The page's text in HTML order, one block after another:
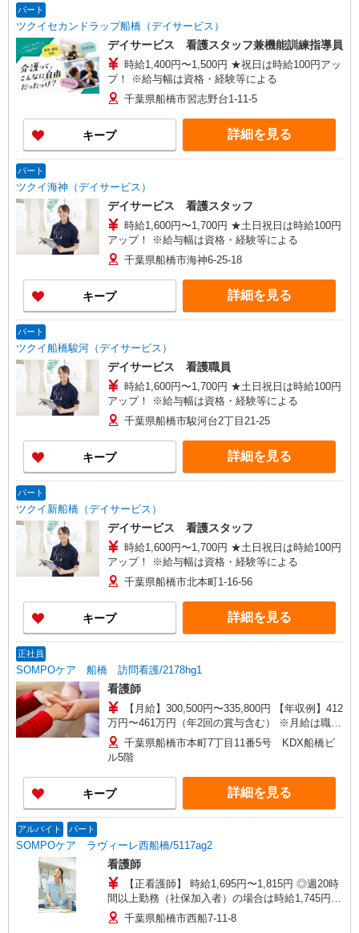
パート
ツクイセカンドラップ船橋（デイサービス）
デイサービス 看護スタッフ兼機能訓練指導員
時給1,400円〜1,500円 ★祝日は時給100円アッ
プ！ ※給与幅は資格・経験等による
千葉県船橋市習志野台1-11-5
キープ 詳細を見る
パート
ツクイ海神（デイサービス）
デイサービス 看護スタッフ
時給1,600円〜1,700円 ★土日祝日は時給100円
アップ！ ※給与幅は資格・経験等による
千葉県船橋市海神6-25-18
キープ 詳細を見る
パート
ツクイ船橋駿河（デイサービス）
デイサービス 看護職員
時給1,600円〜1,700円 ★土日祝日は時給100円
アップ！ ※給与幅は資格・経験等による
千葉県船橋市駿河台2丁目21-25
キープ 詳細を見る
パート
ツクイ新船橋（デイサービス）
デイサービス 看護スタッフ
時給1,600円〜1,700円 ★土日祝日は時給100円
アップ！ ※給与幅は資格・経験等による
千葉県船橋市北本町1-16-56
キープ 詳細を見る
正社員
SOMPOケア 船橋 訪問看護/2178hg1
看護師
【月給】300,500円〜335,800円 【年収例】412
万円〜461万円（年2回の賞与含む） ※月給は職務
手当、働きがい向上手当等、毎月平均的に支払わ
れる手当を含みます。 ◎オンコール手当別途支
給：1,000円〜2,000円/日 ◎月給は経験により異な
ります。 ◎残業時は別途時間外手当支給（超過1
分〜） ◎賞与 基本給2.08ヶ月分/年支給
千葉県船橋市本町7丁目11番5号 KDX船橋ビ
ル5階
キープ 詳細を見る
アルバイト パート
SOMPOケア ラヴィーレ西船橋/5117ag2
看護師
【正看護師】 時給1,695円〜1,815円 ◎週20時
間以上勤務（社保加入者）の場合は時給1,745円〜
1,865円 【准看護師】 時給1,395円〜1,515円 ◎週
20時間以上勤務（社保加入者）の場合は時給1,445
千葉県船橋市西船7-11-8